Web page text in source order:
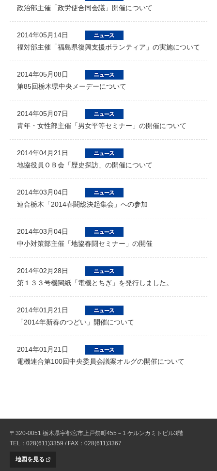
政治部主催「政労使合同会議」開催について
2014年05月14日
福対部主催「福島県復興支援ボランティア」の実施について
2014年05月08日
第85回栃木県中央メーデーについて
2014年05月07日
青年・女性部主催「男女平等セミナー」の開催について
2014年04月21日
地協役員ＯＢ会「歴史探訪」の開催について
2014年03月04日
連合栃木「2014春闘総決起集会」への参加
2014年03月04日
中小対策部主催「地協春闘セミナー」の開催
2014年02月28日
第１３３号機関紙「電機とちぎ」を発行しました。
2014年01月21日
「2014年新春のつどい」開催について
2014年01月21日
電機連合第100回中央委員会議案オルグの開催について
〒320-0051 栃木県宇都宮市上戸祭町455－1 ケルンカミトビル3階
TEL：028(611)3359 / FAX：028(611)3367
地図を見る